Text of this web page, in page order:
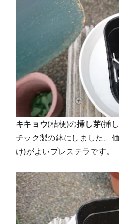
キキョウ(桔梗)の挿し芽(挿
チック製の鉢にしました。
け)がよいプレステラです。